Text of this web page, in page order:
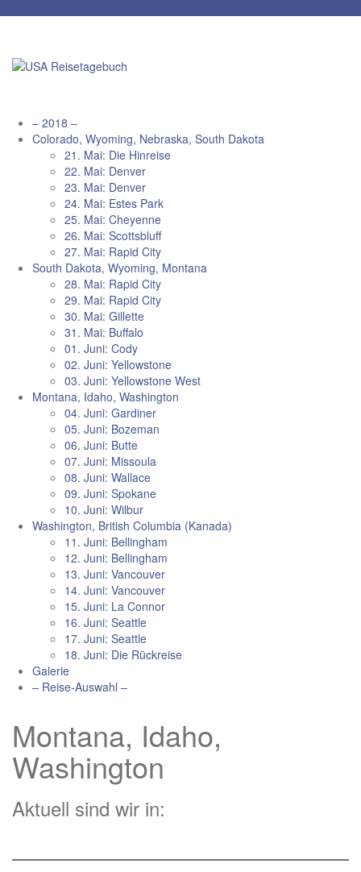
springen
– 2018 –
Colorado, Wyoming, Nebraska, South Dakota
21. Mai: Die Hinreise
22. Mai: Denver
23. Mai: Denver
24. Mai: Estes Park
25. Mai: Cheyenne
26. Mai: Scottsbluff
27. Mai: Rapid City
South Dakota, Wyoming, Montana
28. Mai: Rapid City
29. Mai: Rapid City
30. Mai: Gillette
31. Mai: Buffalo
01. Juni: Cody
02. Juni: Yellowstone
03. Juni: Yellowstone West
Montana, Idaho, Washington
04. Juni: Gardiner
05. Juni: Bozeman
06. Juni: Butte
07. Juni: Missoula
08. Juni: Wallace
09. Juni: Spokane
10. Juni: Wilbur
Washington, British Columbia (Kanada)
11. Juni: Bellingham
12. Juni: Bellingham
13. Juni: Vancouver
14. Juni: Vancouver
15. Juni: La Connor
16. Juni: Seattle
17. Juni: Seattle
18. Juni: Die Rückreise
Galerie
– Reise-Auswahl –
Montana, Idaho,
Washington
Aktuell sind wir in: